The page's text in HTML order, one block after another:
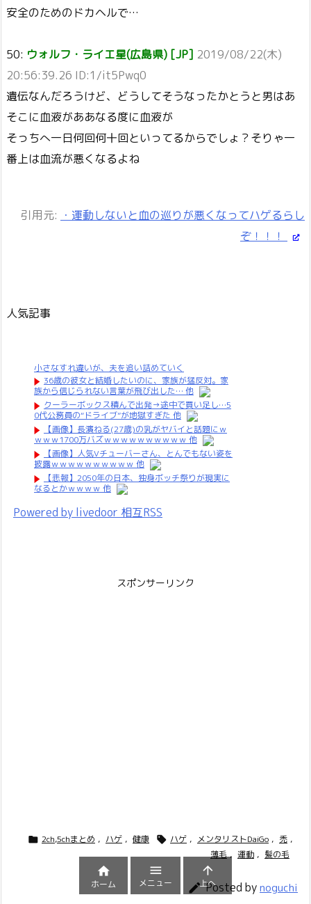
安全のためのドカヘルで…
50: ウォルフ・ライエ星(広島県) [JP] 2019/08/22(木)
20:56:39.26 ID:1/it5Pwq0
遺伝なんだろうけど、どうしてそうなったかとうと男はあ
そこに血液がああなる度に血液が
そっちへ一日何回何十回といってるからでしょ？そりゃ一
番上は血流が悪くなるよね
引用元: ・運動しないと血の巡りが悪くなってハゲるらし
ぞ！！！
人気記事
小さなすれ違いが、夫を追い詰めていく
36歳の彼女と結婚したいのに、家族が猛反対。家
族から信じられない言葉が飛び出した… 他
クーラーボックス積んで出発→途中で買い足し…5
0代公務員の“ドライブ”が地獄すぎた 他
【画像】長濱ねる(27歳)の乳がヤバイと話題にｗ
ｗｗｗ1700万バズｗｗｗｗｗｗｗｗｗｗ 他
【画像】人気Vチューバーさん、とんでもない姿を
披露ｗｗｗｗｗｗｗｗｗｗ 他
【悲報】2050年の日本、独身ボッチ祭りが現実に
なるとかｗｗｗｗ 他
Powered by livedoor 相互RSS
スポンサーリンク
 2ch,5chまとめ , ハゲ , 健康  ハゲ , メンタリストDaiGo , 禿 ,
薄毛 , 運動 , 髪の毛
 Posted bynoguchi

ホーム

メニュー

上へ